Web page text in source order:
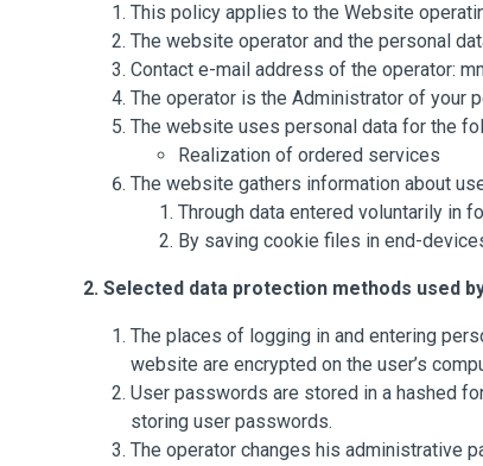
This policy applies to the Website
The website operator and the personal
Contact e-mail address of the operator:
The operator is the Administrator of your
The website uses personal data for the
Realization of ordered services
The website gathers information about
Through data entered voluntarily in
By saving cookie files in end-
2. Selected data protection methods used
The places of logging in and entering
website are encrypted on the user’s
User passwords are stored in a hashed
storing user passwords.
The operator changes his administrative